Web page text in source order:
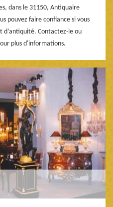
dans le 31150, Antiquaire
pouvez faire confiance si vous
d’antiquité. Contactez-le ou
plus d'informations.